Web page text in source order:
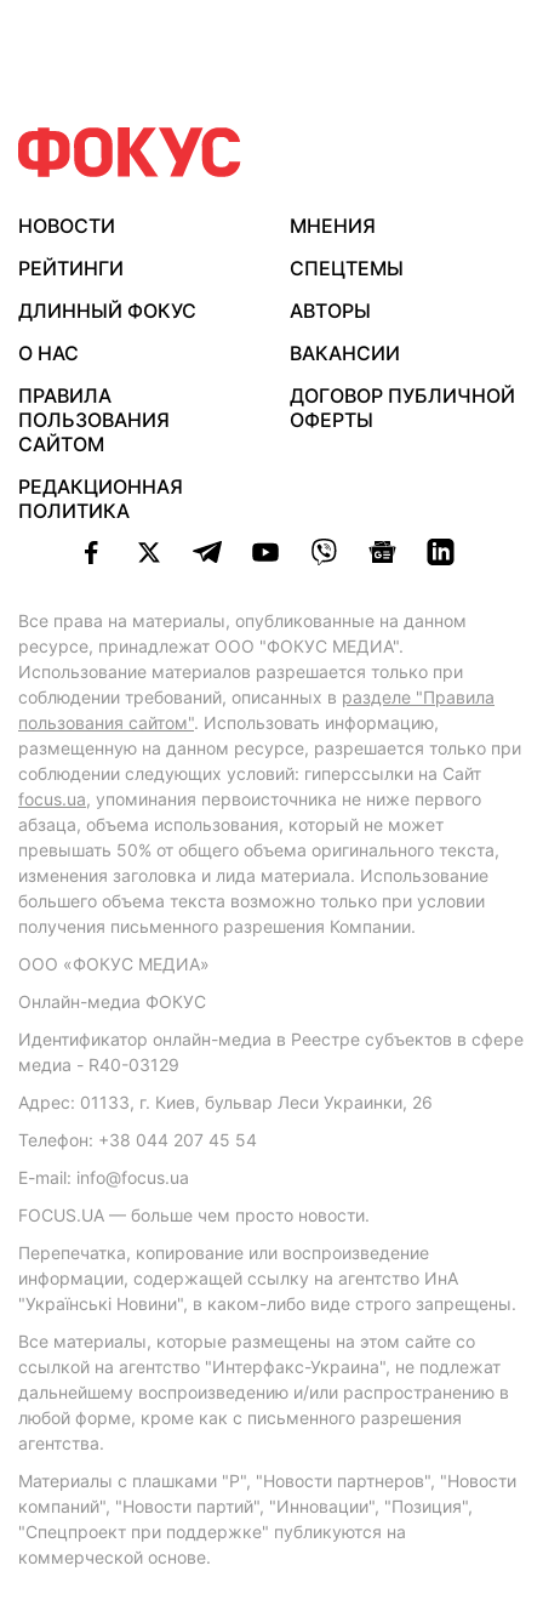
НОВОСТИ
МНЕНИЯ
РЕЙТИНГИ
СПЕЦТЕМЫ
ДЛИННЫЙ ФОКУС
АВТОРЫ
О НАС
ВАКАНСИИ
ПРАВИЛА
ПОЛЬЗОВАНИЯ
САЙТОМ
ДОГОВОР ПУБЛИЧНОЙ
ОФЕРТЫ
РЕДАКЦИОННАЯ
ПОЛИТИКА
Все права на материалы, опубликованные на данном
ресурсе, принадлежат ООО "ФОКУС МЕДИА".
Использование материалов разрешается только при
соблюдении требований, описанных в разделе "Правила
пользования сайтом". Использовать информацию,
размещенную на данном ресурсе, разрешается только при
соблюдении следующих условий: гиперссылки на Сайт
focus.ua, упоминания первоисточника не ниже первого
абзаца, объема использования, который не может
превышать 50% от общего объема оригинального текста,
изменения заголовка и лида материала. Использование
большего объема текста возможно только при условии
получения письменного разрешения Компании.
ООО «ФОКУС МЕДИА»
Онлайн-медиа ФОКУС
Идентификатор онлайн-медиа в Реестре субъектов в сфере
медиа - R40-03129
Адрес: 01133, г. Киев, бульвар Леси Украинки, 26
Телефон: +38 044 207 45 54
E-mail: info@focus.ua
FOCUS.UA — больше чем просто новости.
Перепечатка, копирование или воспроизведение
информации, содержащей ссылку на агентство ИнА
"Українські Новини", в каком-либо виде строго запрещены.
Все материалы, которые размещены на этом сайте со
ссылкой на агентство "Интерфакс-Украина", не подлежат
дальнейшему воспроизведению и/или распространению в
любой форме, кроме как с письменного разрешения
агентства.
Материалы с плашками "Р", "Новости партнеров", "Новости
компаний", "Новости партий", "Инновации", "Позиция",
"Спецпроект при поддержке" публикуются на
коммерческой основе.